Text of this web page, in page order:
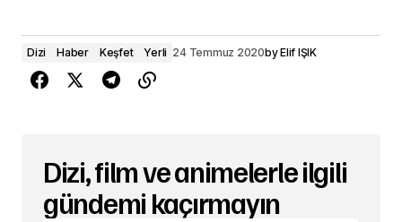
Dizi Haber Keşfet Yerli 24 Temmuz 2020byElif IŞIK
Dizi, film ve animelerle ilgili
gündemi kaçırmayın